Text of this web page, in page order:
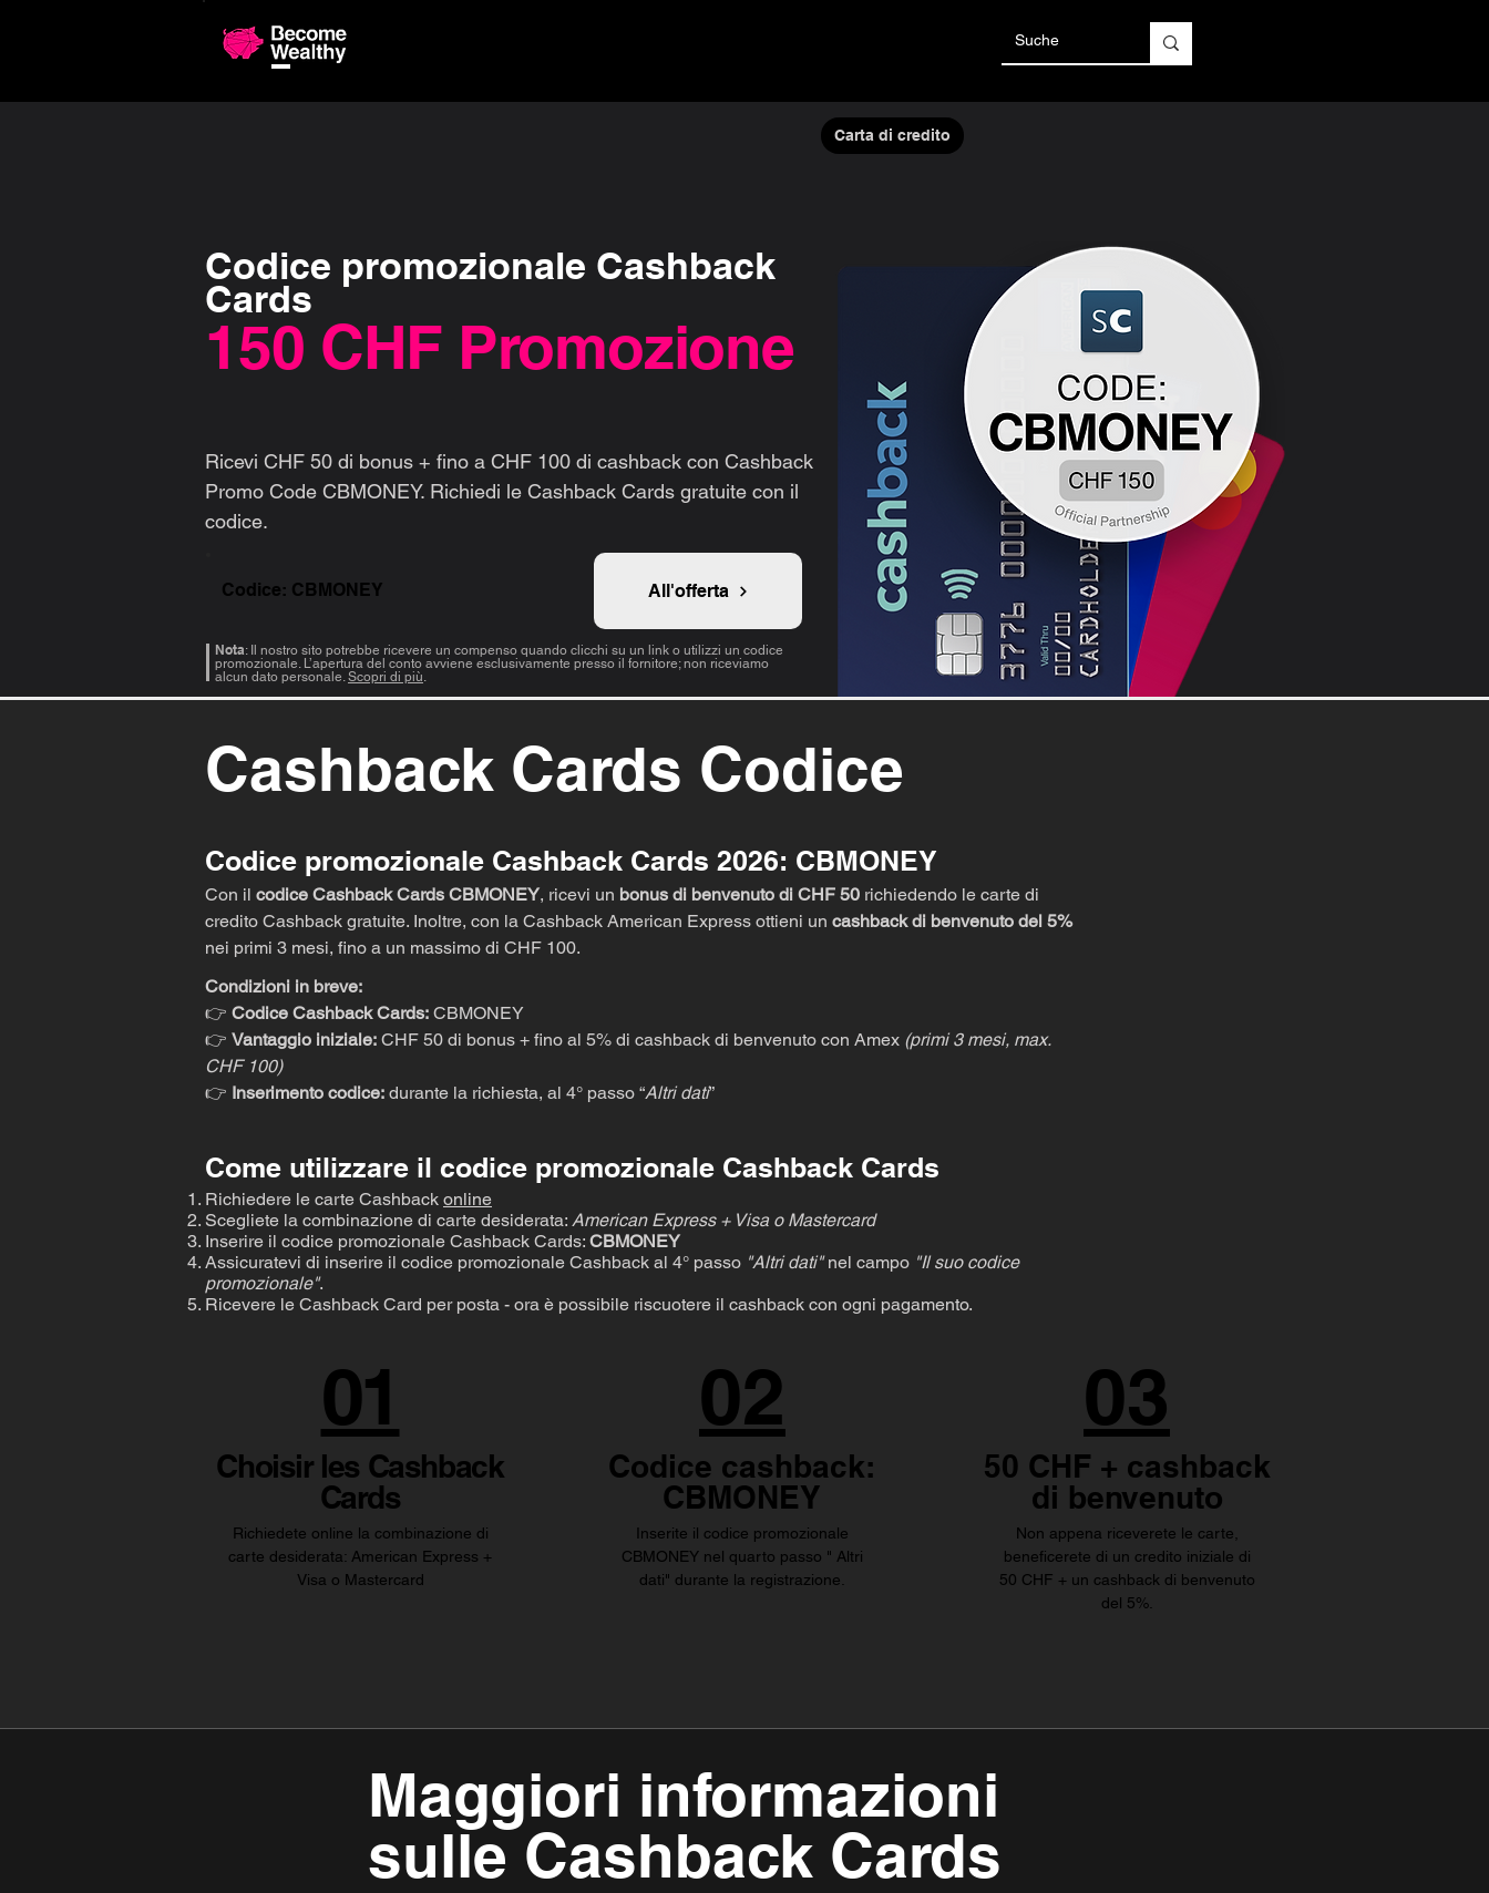
Carta di credito
Codice promozionale Cashback
Cards
150 CHF Promozione
Ricevi CHF 50 di bonus + fino a CHF 100 di cashback con Cashback
Promo Code CBMONEY. Richiedi le Cashback Cards gratuite con il
codice.
Codice: CBMONEY All'offerta
Nota: Il nostro sito potrebbe ricevere un compenso quando clicchi su un link o utilizzi un codice
promozionale. L’apertura del conto avviene esclusivamente presso il fornitore; non riceviamo
alcun dato personale.Scopri di più.
Cashback Cards Codice
Codice promozionale Cashback Cards 2026: CBMONEY
Con il codice Cashback Cards CBMONEY, ricevi un bonus di benvenuto di CHF 50 richiedendo le carte di
credito Cashback gratuite. Inoltre, con la Cashback American Express ottieni un cashback di benvenuto del 5%
nei primi 3 mesi, fino a un massimo di CHF 100.
Condizioni in breve:
👉 Codice Cashback Cards: CBMONEY
👉 Vantaggio iniziale: CHF 50 di bonus + fino al 5% di cashback di benvenuto con Amex (primi 3 mesi, max.
CHF 100)
👉 Inserimento codice: durante la richiesta, al 4° passo “Altri dati”
Come utilizzare il codice promozionale Cashback Cards
Richiedere le carte Cashback online
Scegliete la combinazione di carte desiderata: American Express + Visa o Mastercard
Inserire il codice promozionale Cashback Cards: CBMONEY
Assicuratevi di inserire il codice promozionale Cashback al 4° passo "Altri dati"nel campo "Il suo codice
promozionale".
Ricevere le Cashback Card per posta - ora è possibile riscuotere il cashback con ogni pagamento.
01
Choisir les Cashback
Cards
Richiedete online la combinazione di
carte desiderata: American Express +
Visa o Mastercard
02
Codice cashback:
CBMONEY
Inserite il codice promozionale
CBMONEY nel quarto passo " Altri
dati" durante la registrazione.
03
50 CHF + cashback
di benvenuto
Non appena riceverete le carte,
beneficerete di un credito iniziale di
50 CHF + un cashback di benvenuto
del 5%.
Maggiori informazioni
sulle Cashback Cards